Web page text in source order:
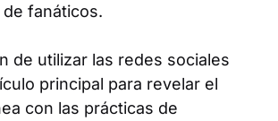
fanáticos.
de utilizar las redes sociales
principal para revelar el
con las prácticas de